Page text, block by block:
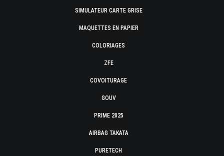
SIMULATEUR CARTE GRISE
MAQUETTES EN PAPIER
COLORIAGES
ZFE
COVOITURAGE
GOUV
PRIME 2025
AIRBAG TAKATA
PURETECH